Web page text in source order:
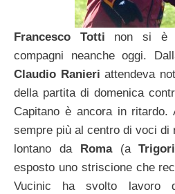
Francesco Totti non si è
compagni neanche oggi.
Claudio Ranieri attendeva
della partita di domenica
Capitano è ancora in ritardo.
sempre più al centro di voci di
lontano da
Roma(a
esposto uno striscione che
Vucinic ha svolto lavoro